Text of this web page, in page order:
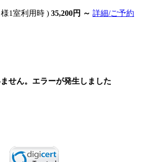
1室利用時 ) 35,200円 ～ 詳細/ご予約
せん。エラーが発生しました